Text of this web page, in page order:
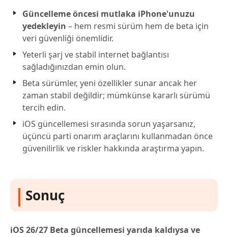
Güncelleme öncesi mutlaka iPhone'unuzu
yedekleyin – hem resmi sürüm hem de beta için
veri güvenliği önemlidir.
Yeterli şarj ve stabil internet bağlantısı
sağladığınızdan emin olun.
Beta sürümler, yeni özellikler sunar ancak her
zaman stabil değildir; mümkünse kararlı sürümü
tercih edin.
iOS güncellemesi sırasında sorun yaşarsanız,
üçüncü parti onarım araçlarını kullanmadan önce
güvenilirlik ve riskler hakkında araştırma yapın.
Sonuç
iOS 26/27 Beta güncellemesi yarıda kaldıysa ve